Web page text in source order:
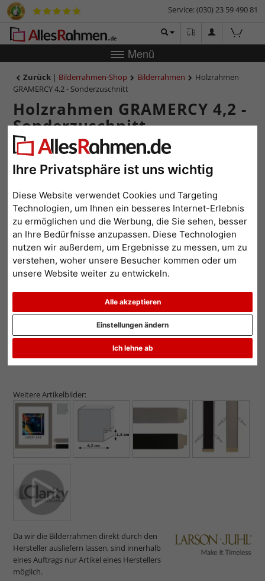
Ihre Privatsphäre ist uns wichtig
Diese Website verwendet Cookies und Targeting
Technologien, um Ihnen ein besseres Internet-Erlebnis
zu ermöglichen und die Werbung, die Sie sehen, besser
an Ihre Bedürfnisse anzupassen. Diese Technologien
nutzen wir außerdem, um Ergebnisse zu messen, um zu
verstehen, woher unsere Besucher kommen oder um
unsere Website weiter zu entwickeln.
Alle akzeptieren
Ich lehne ab
Einstellungen ändern
Service: (030) 23 59 490 81
Menü
Zurück | Bilderrahmen-Shop Bilderrahmen
Holzrahmen
GRAMERCY 4,2 - Sonderzuschnitt
Holzrahmen GRAMERCY 4,2 -
Sonderzuschnitt
Zurück
Weitere Artikelbilder:
Da wir die Bilderrahmen direkt durch den
Hersteller ausliefern lassen, sind innerhalb
eines Auftrags nur Artikel eines Herstellers
möglich.